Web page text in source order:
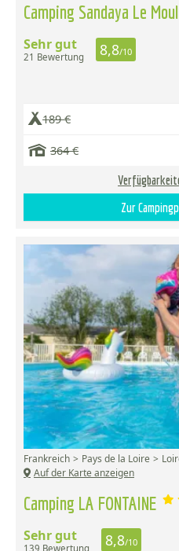
Camping Sandaya Le
Sehr gut
21 Bewertung 8,8/10
189 €
364 €
Zur
Camping LA FONTAINE
Frankreich Pays de la Loire
Auf der Karte anzeigen
Sehr gut
139 Bewertung 8,8/10